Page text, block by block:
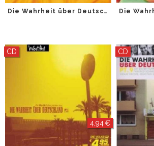
Die Wahrheit über Deutschland Pt. 1
CD
4,94 €
CD